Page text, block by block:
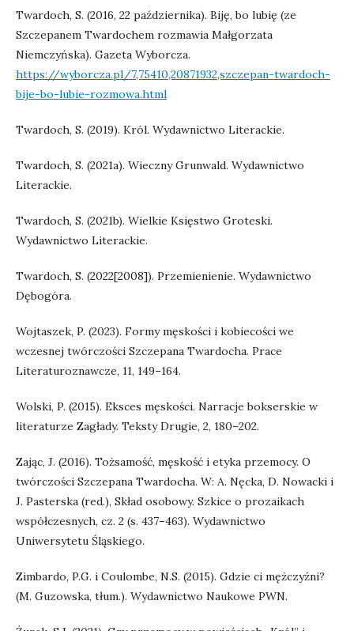
Twardoch, S. (2016, 22 października). Biję, bo lubię (ze
Szczepanem Twardochem rozmawia Małgorzata
Niemczyńska). Gazeta Wyborcza.
https://wyborcza.pl/7,75410,20871932,szczepan-twardoch-
bije-bo-lubie-rozmowa.html
Twardoch, S. (2019). Król. Wydawnictwo Literackie.
Twardoch, S. (2021a). Wieczny Grunwald. Wydawnictwo
Literackie.
Twardoch, S. (2021b). Wielkie Księstwo Groteski.
Wydawnictwo Literackie.
Twardoch, S. (2022[2008]). Przemienienie. Wydawnictwo
Dębogóra.
Wojtaszek, P. (2023). Formy męskości i kobiecości we
wczesnej twórczości Szczepana Twardocha. Prace
Literaturoznawcze, 11, 149–164.
Wolski, P. (2015). Eksces męskości. Narracje bokserskie w
literaturze Zagłady. Teksty Drugie, 2, 180–202.
Zając, J. (2016). Tożsamość, męskość i etyka przemocy. O
twórczości Szczepana Twardocha. W: A. Nęcka, D. Nowacki i
J. Pasterska (red.), Skład osobowy. Szkice o prozaikach
współczesnych, cz. 2 (s. 437–463). Wydawnictwo
Uniwersytetu Śląskiego.
Zimbardo, P.G. i Coulombe, N.S. (2015). Gdzie ci mężczyźni?
(M. Guzowska, tłum.). Wydawnictwo Naukowe PWN.